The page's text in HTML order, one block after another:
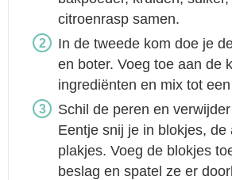
citroenrasp samen.
In de tweede kom doe je
en boter. Voeg toe aan de
ingrediënten en mix tot
Schil de peren en
Eentje snij je in blokjes, de
plakjes. Voeg de blokjes
beslag en spatel ze er